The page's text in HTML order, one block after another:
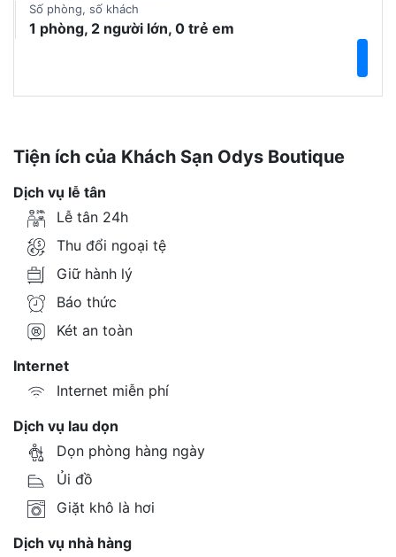
Số phòng, số khách
1 phòng, 2 người lớn, 0 trẻ em
Tiện ích của Khách Sạn Odys Boutique
Dịch vụ lễ tân
Lễ tân 24h
Thu đổi ngoại tệ
Giữ hành lý
Báo thức
Két an toàn
Internet
Internet miễn phí
Dịch vụ lau dọn
Dọn phòng hàng ngày
Ủi đồ
Giặt khô là hơi
Dịch vụ nhà hàng